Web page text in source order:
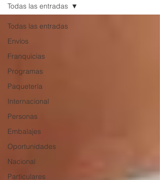
Todas las entradas
Envíos
Franquicias
Programas
Paquetería
Internacional
Personas
Embalajes
Oportunidades
Nacional
Particulares
Todas las entradas